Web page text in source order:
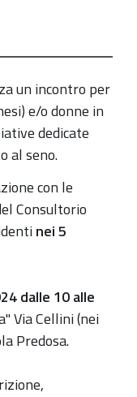
un incontro per
e/o donne in
dedicate
al seno.
con le
Consultorio
nei 5
dalle 10 alle
Via Cellini (nei
Predosa.